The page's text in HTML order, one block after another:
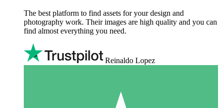
The best platform to find assets for your design and
photography work. Their images are high quality and you can
find almost everything you need.
Reinaldo Lopez